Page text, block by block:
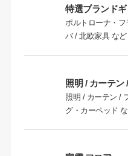
特選ブランド
ポルトローナ・
バ / 北欧家具 など
照明 / カーテン
照明 / カーテン /
グ・カーペッド